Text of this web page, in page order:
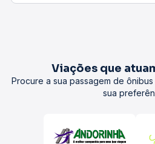
Viações que
Procure a sua passagem de
sua